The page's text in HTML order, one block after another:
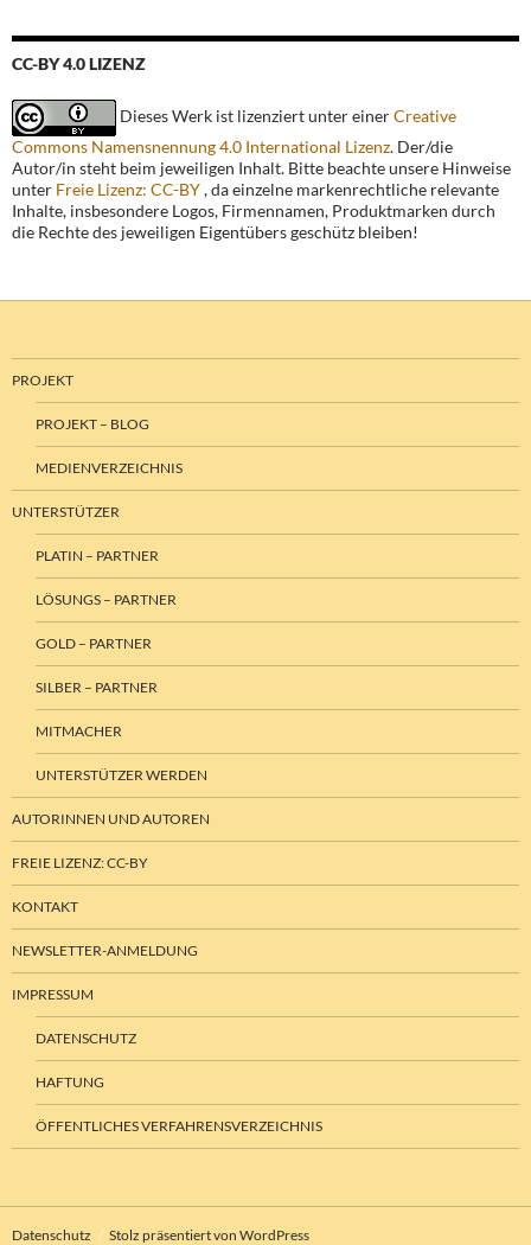
CC-BY 4.0 LIZENZ
Dieses Werk ist lizenziert unter einerCreative
Commons Namensnennung 4.0 International Lizenz. Der/die
Autor/in steht beim jeweiligen Inhalt. Bitte beachte unsere Hinweise
unter Freie Lizenz: CC-BY, da einzelne markenrechtliche relevante
Inhalte, insbesondere Logos, Firmennamen, Produktmarken durch
die Rechte des jeweiligen Eigentübers geschütz bleiben!
PROJEKT
PROJEKT – BLOG
MEDIENVERZEICHNIS
UNTERSTÜTZER
PLATIN – PARTNER
LÖSUNGS – PARTNER
GOLD – PARTNER
SILBER – PARTNER
MITMACHER
UNTERSTÜTZER WERDEN
AUTORINNEN UND AUTOREN
FREIE LIZENZ: CC-BY
KONTAKT
NEWSLETTER-ANMELDUNG
IMPRESSUM
DATENSCHUTZ
HAFTUNG
ÖFFENTLICHES VERFAHRENSVERZEICHNIS
Datenschutz Stolz präsentiert von WordPress